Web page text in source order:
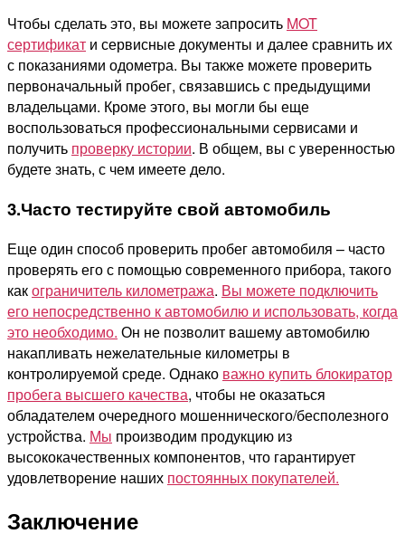
Чтобы сделать это, вы можете запросить MOT
сертификат и сервисные документы и далее сравнить их
с показаниями одометра. Вы также можете проверить
первоначальный пробег, связавшись с предыдущими
владельцами. Кроме этого, вы могли бы еще
воспользоваться профессиональными сервисами и
получить проверку истории. В общем, вы с уверенностью
будете знать, с чем имеете дело.
3.Часто тестируйте свой автомобиль
Еще один способ проверить пробег автомобиля – часто
проверять его с помощью современного прибора, такого
какограничитель километража. Вы можете подключить
его непосредственно к автомобилю и использовать, когда
это необходимо. Он не позволит вашему автомобилю
накапливать нежелательные километры в
контролируемой среде. Однако важно купить блокиратор
пробега высшего качества, чтобы не оказаться
обладателем очередного мошеннического/бесполезного
устройства. Мы производим продукцию из
высококачественных компонентов, что гарантирует
удовлетворение наших постоянных покупателей.
Заключение